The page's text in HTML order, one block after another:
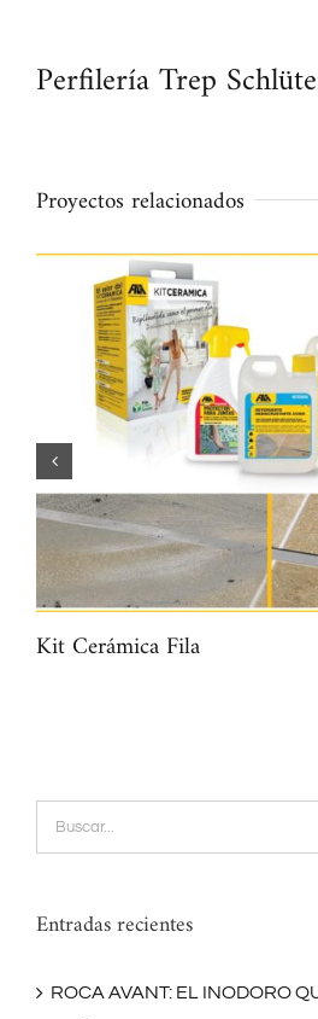
Perfilería Trep
Proyectos relacionados
Kit Cerámica Fila
Buscar:
Entradas recientes
ROCA AVANT: EL INODORO